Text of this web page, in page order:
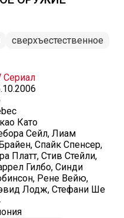
сверхъестественное
Сериал
Като
Сейл, Лиам
Спайк Спенсер,
Платт, Стив Стейли,
Гилбо, Синди
Рене Вейю,
Лодж, Стефани Ше